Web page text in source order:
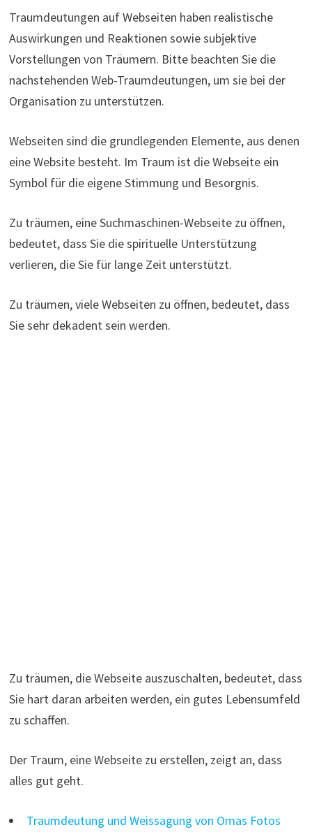
Traumdeutungen auf Webseiten haben realistische
Auswirkungen und Reaktionen sowie subjektive
Vorstellungen von Träumern. Bitte beachten Sie die
nachstehenden Web-Traumdeutungen, um sie bei der
Organisation zu unterstützen.
Webseiten sind die grundlegenden Elemente, aus denen
eine Website besteht. Im Traum ist die Webseite ein
Symbol für die eigene Stimmung und Besorgnis.
Zu träumen, eine Suchmaschinen-Webseite zu öffnen,
bedeutet, dass Sie die spirituelle Unterstützung
verlieren, die Sie für lange Zeit unterstützt.
Zu träumen, viele Webseiten zu öffnen, bedeutet, dass
Sie sehr dekadent sein werden.
Zu träumen, die Webseite auszuschalten, bedeutet, dass
Sie hart daran arbeiten werden, ein gutes Lebensumfeld
zu schaffen.
Der Traum, eine Webseite zu erstellen, zeigt an, dass
alles gut geht.
Traumdeutung und Weissagung von Omas Fotos